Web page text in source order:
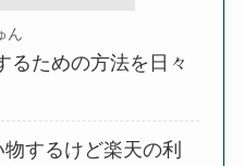
ん
るための方法を日々
するけど楽天の利